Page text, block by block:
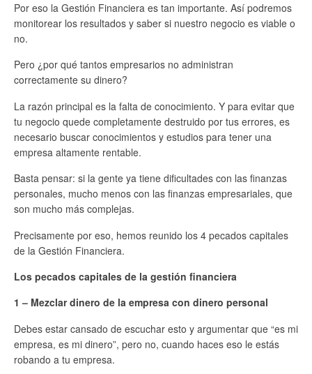
Por eso la Gestión Financiera es tan importante. Así podremos
monitorear los resultados y saber si nuestro negocio es viable o
no.
Pero ¿por qué tantos empresarios no administran
correctamente su dinero?
La razón principal es la falta de conocimiento. Y para evitar que
tu negocio quede completamente destruido por tus errores, es
necesario buscar conocimientos y estudios para tener una
empresa altamente rentable.
Basta pensar: si la gente ya tiene dificultades con las finanzas
personales, mucho menos con las finanzas empresariales, que
son mucho más complejas.
Precisamente por eso, hemos reunido los 4 pecados capitales
de la Gestión Financiera.
Los pecados capitales de la gestión financiera
1 – Mezclar dinero de la empresa con dinero personal
Debes estar cansado de escuchar esto y argumentar que “es mi
empresa, es mi dinero”, pero no, cuando haces eso le estás
robando a tu empresa.